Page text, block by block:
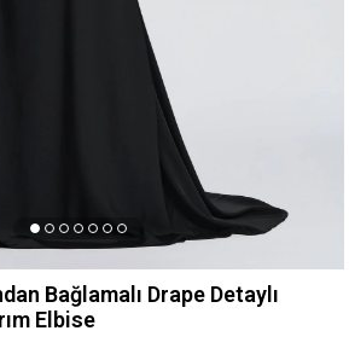
Bağlamalı Drape Detaylı
Elbise